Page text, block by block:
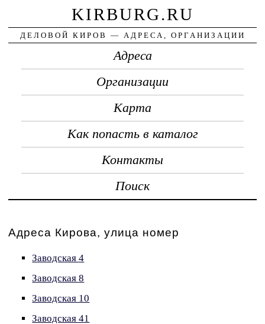
KIRBURG.RU
ДЕЛОВОЙ КИРОВ — АДРЕСА, ОРГАНИЗАЦИИ
Адреса
Организации
Карта
Как попасть в каталог
Контакты
Поиск
Адреса Кирова, улица номер
Заводская 4
Заводская 8
Заводская 10
Заводская 41